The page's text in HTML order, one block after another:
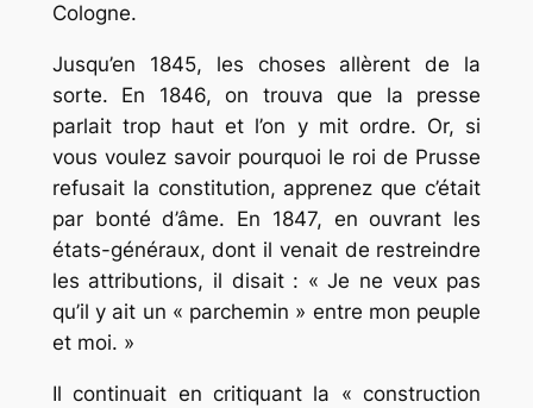
Cologne.
Jusqu’en 1845, les choses allèrent de la
sorte. En 1846, on trouva que la presse
parlait trop haut et l’on y mit ordre. Or, si
vous voulez savoir pourquoi le roi de Prusse
refusait la constitution, apprenez que c’était
par bonté d’âme. En 1847, en ouvrant les
états-généraux, dont il venait de restreindre
les attributions, il disait : « Je ne veux pas
qu’il y ait un « parchemin » entre mon peuple
et moi. »
Il continuait en critiquant la « construction